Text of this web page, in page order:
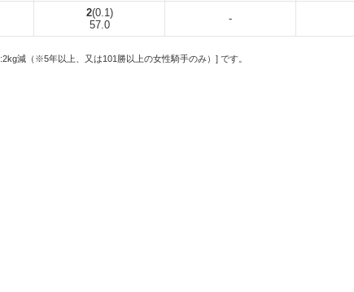
2(0.1)
57.0
-
:2kg減（※5年以上、又は101勝以上の女性騎手のみ）] です。